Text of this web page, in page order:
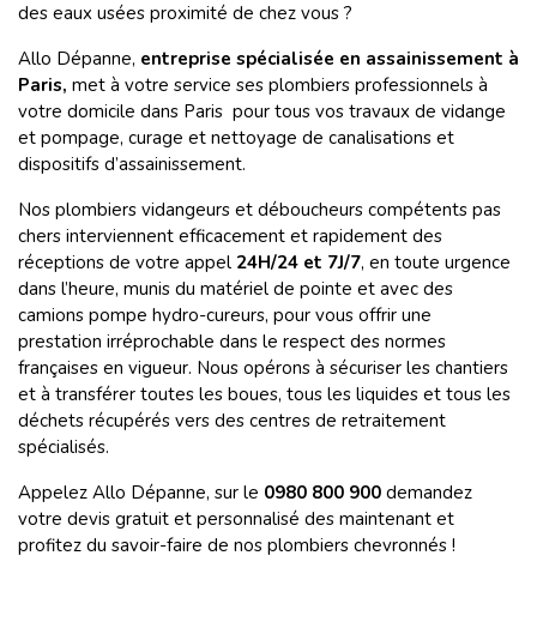
des eaux usées proximité de chez vous ?
Allo Dépanne, entreprise spécialisée en assainissement à
Paris, met à votre service ses plombiers professionnels à
votre domicile dans Paris pour tous vos travaux de vidange
et pompage, curage et nettoyage de canalisations et
dispositifs d’assainissement.
Nos plombiers vidangeurs et déboucheurs compétents pas
chers interviennent efficacement et rapidement des
réceptions de votre appel 24H/24 et 7J/7, en toute urgence
dans l’heure, munis du matériel de pointe et avec des
camions pompe hydro-cureurs, pour vous offrir une
prestation irréprochable dans le respect des normes
françaises en vigueur. Nous opérons à sécuriser les chantiers
et à transférer toutes les boues, tous les liquides et tous les
déchets récupérés vers des centres de retraitement
spécialisés.
Appelez Allo Dépanne, sur le 0980 800 900 demandez
votre devis gratuit et personnalisé des maintenant et
profitez du savoir-faire de nos plombiers chevronnés !